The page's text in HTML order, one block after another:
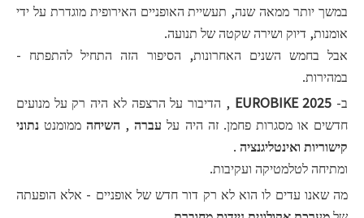
במשך יותר ממאה שנה, תעשיית האופניים האירופית מוגדרת על ידי
אומנות, דיוק ושירה שקטה של ​​תנועה.
אבל בחמש השנים האחרונות, הסיפור הזה התחיל להתפתח -
במהירות.
ב- EUROBIKE 2025 , הדיבור על הרצפה לא היה רק ​​על מנועים
חדשים או מסגרות פחמן. זה היה על עברה , השיחה ממומנט נתוני
קישוריות ואינטליגנציה .
ומתיחה לטלמטיקה ועקיבות.
מה שאנו עדים לו הוא לא רק דור חדש של אופניים - אלא הופעתה